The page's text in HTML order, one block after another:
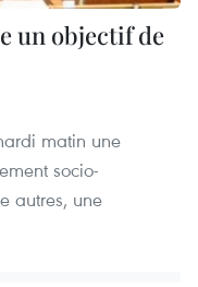
un objectif de
matin une
socio-
autres, une